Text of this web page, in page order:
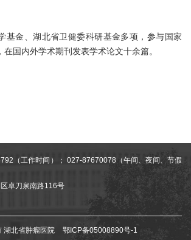
基金、湖北省卫健委科研基金多项，参与国家
在国内外学术期刊发表学术论文十余篇。
（工作时间）； 027-87670078（午间、夜间、节假
卓刀泉南路116号
湖北省肿瘤医院 鄂ICP备05008890号-1